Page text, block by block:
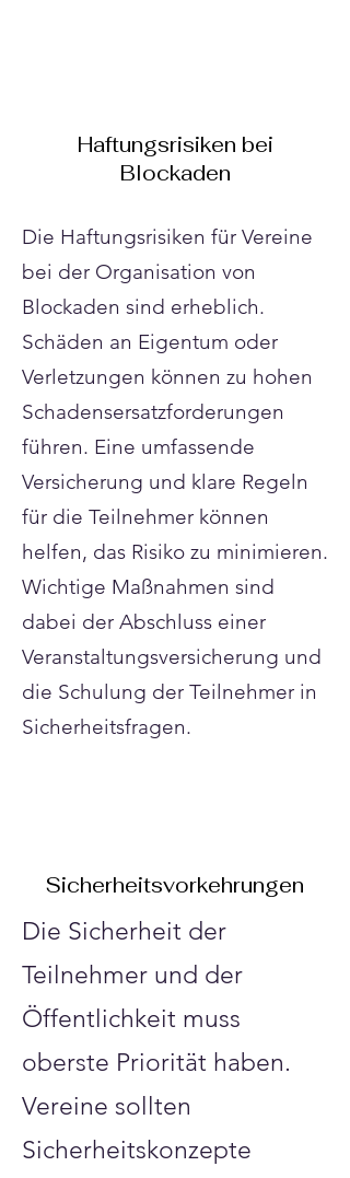
Haftungsrisiken bei
Blockaden
Die Haftungsrisiken für Vereine
bei der Organisation von
Blockaden sind erheblich.
Schäden an Eigentum oder
Verletzungen können zu hohen
Schadensersatzforderungen
führen. Eine umfassende
Versicherung und klare Regeln
für die Teilnehmer können
helfen, das Risiko zu minimieren.
Wichtige Maßnahmen sind
dabei der Abschluss einer
Veranstaltungsversicherung und
die Schulung der Teilnehmer in
Sicherheitsfragen.
Sicherheitsvorkehrungen
Die Sicherheit der
Teilnehmer und der
Öffentlichkeit muss
oberste Priorität haben.
Vereine sollten
Sicherheitskonzepte